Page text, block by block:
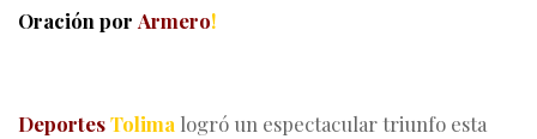
Oración por Armero!
DeportesTolima logró un espectacular triunfo esta